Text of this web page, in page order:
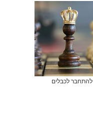
להתחבר לכבלים